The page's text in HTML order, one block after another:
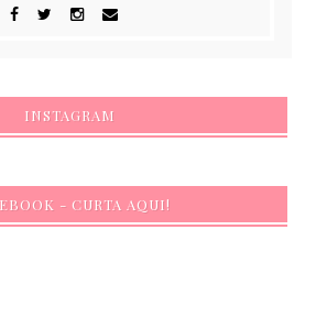
INSTAGRAM
- CURTA AQUI!